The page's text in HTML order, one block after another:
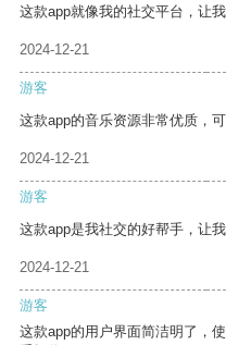
这款app就像我的社交平台，让
2024-12-21
游客
这款app的音乐资源非常优质，
2024-12-21
游客
这款app是我社交的好帮手，让
2024-12-21
游客
这款app的用户界面简洁明了，